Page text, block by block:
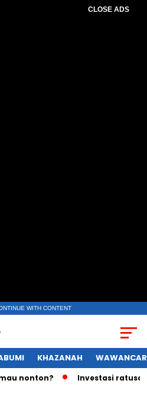
CLOSE ADS
WITH CONTENT
KHAZANAH
Investasi ratusan